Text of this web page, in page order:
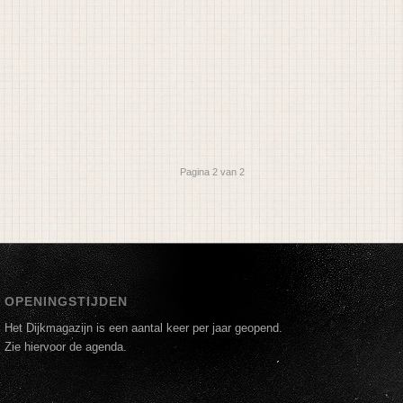
Pagina 2 van 2
OPENINGSTIJDEN
Het Dijkmagazijn is een aantal keer per jaar geopend.
Zie hiervoor de agenda.